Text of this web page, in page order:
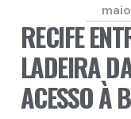
RECIFE
LADEIRA
ACESSO À